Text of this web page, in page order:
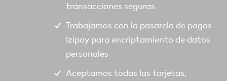
transacciones seguras
Trabajamos con la pasarela de pagos
Izipay para encriptamiento de datos
personales
Aceptamos todas las tarjetas,